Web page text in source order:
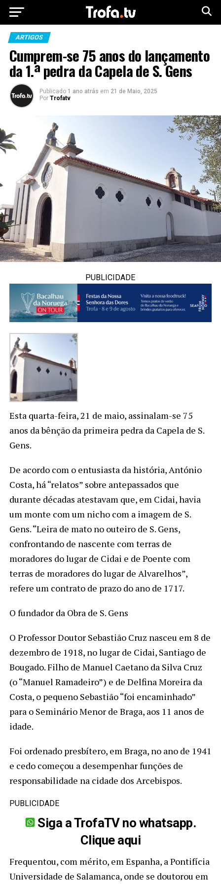
ARTIGOS
Cumprem-se 75 anos do lançamento
da 1.ª pedra da Capela de S. Gens
Publicado 1 ano atrás em 21 de Maio, 2025
Por Trofatv
PUBLICIDADE
Esta quarta-feira, 21 de maio, assinalam-se 75
anos da bênção da primeira pedra da Capela de S.
Gens.
De acordo com o entusiasta da história, António
Costa, há “relatos” sobre antepassados que
durante décadas atestavam que, em Cidai, havia
um monte com um nicho com a imagem de S.
Gens. “Leira de mato no outeiro de S. Gens,
confrontando de nascente com terras de
moradores do lugar de Cidai e de Poente com
terras de moradores do lugar de Alvarelhos”,
refere um contrato de prazo do ano de 1717.
O fundador da Obra de S. Gens
O Professor Doutor Sebastião Cruz nasceu em 8 de
dezembro de 1918, no lugar de Cidai, Santiago de
Bougado. Filho de Manuel Caetano da Silva Cruz
(o “Manuel Ramadeiro”) e de Delfina Moreira da
Costa, o pequeno Sebastião “foi encaminhado”
para o Seminário Menor de Braga, aos 11 anos de
idade.
Foi ordenado presbítero, em Braga, no ano de 1941
e cedo começou a desempenhar funções de
responsabilidade na cidade dos Arcebispos.
PUBLICIDADE
Siga a TrofaTV no whatsapp.
Clique aqui
Frequentou, com mérito, em Espanha, a Pontifícia
Universidade de Salamanca, onde se doutorou em